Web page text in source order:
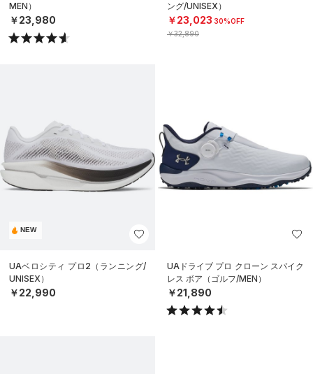
MEN）
￥23,980
ング/UNISEX）
￥23,023 30%OFF
￥32,890
NEW
UAベロシティ プロ2（ランニング/
UNISEX）
￥22,990
UAドライブ プロ クローン スパイク
レス ボア（ゴルフ/MEN）
￥21,890